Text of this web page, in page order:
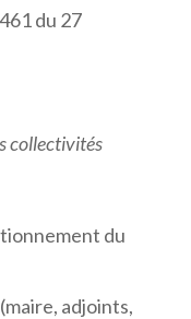
du 27
collectivités
du
adjoints,